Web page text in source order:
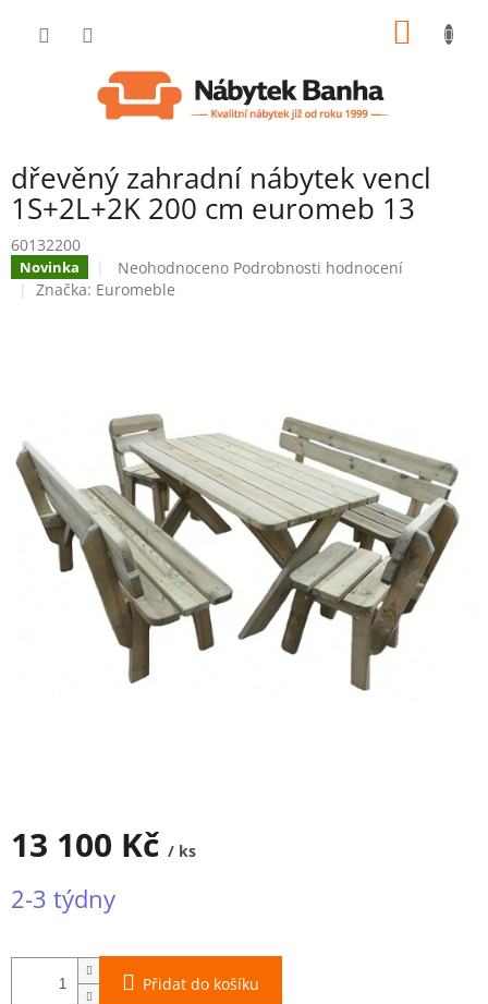
dřevěný zahradní nábytek vencl
1S+2L+2K 200 cm euromeb 13
60132200
Novinka
Průměrné
hodnocení
hvězdiček.
Neohodnoceno Podrobnosti hodnocení
Značka: Euromeble
13 100 Kč / ks
cena:
2-3 týdny
Přidat do košíku